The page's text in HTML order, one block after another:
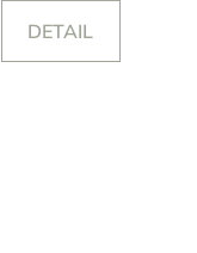
DETAIL